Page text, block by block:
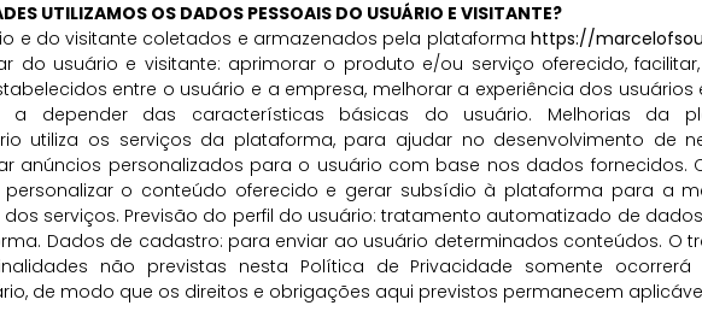
UTILIZAMOS OS DADOS PESSOAIS DO USUÁRIO E VISITANTE?
e do visitante coletados e armazenados pela plataforma https://
do usuário e visitante: aprimorar o produto e/ou serviço oferecido,
entre o usuário e a empresa, melhorar a experiência dos usuários
a depender das características básicas do usuário. Melhorias da
utiliza os serviços da plataforma, para ajudar no desenvolvimento de
anúncios personalizados para o usuário com base nos dados fornecidos.
o conteúdo oferecido e gerar subsídio à plataforma para a
serviços. Previsão do perfil do usuário: tratamento automatizado de
Dados de cadastro: para enviar ao usuário determinados conteúdos. O
não previstas nesta Política de Privacidade somente ocorrerá
de modo que os direitos e obrigações aqui previstos permanecem